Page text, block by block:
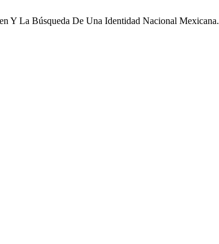
Y La Búsqueda De Una Identidad Nacional Mexicana.